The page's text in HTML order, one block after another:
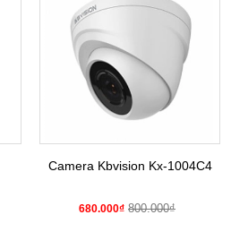
Camera Kbvision Kx-1004C4
680.000₫ 800.000₫